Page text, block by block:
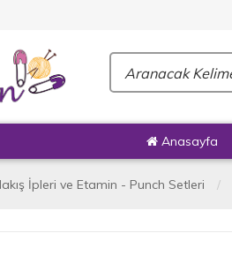
Anasayfa
İpleri ve Etamin - Punch Setleri